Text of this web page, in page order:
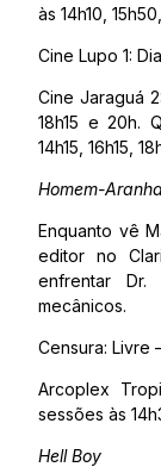
às 14h10,
Cine Lupo 1:
Cine Jaraguá
18h15 e 20h.
14h15, 16h15,
Homem-
Enquanto vê
editor no
enfrentar Dr.
mecânicos.
Censura: Livre
Arcoplex
sessões às
Hell Boy